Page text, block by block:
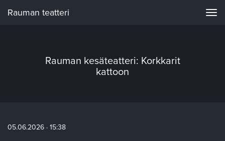
Rauman teatteri
Rauman kesäteatteri: Korkkarit
kattoon
05.06.2026 · 15:38